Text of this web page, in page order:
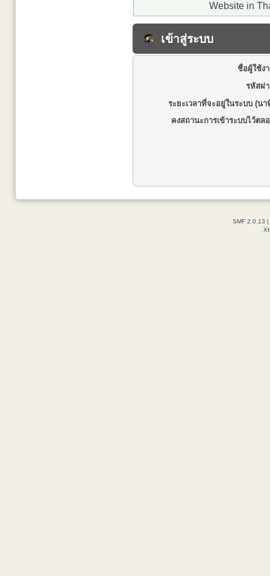
Website in
เข้าสู่ระบบ
ชื่อผู้ใช้ง
รหัสผ่
ระยะเวลาที่จะอยู่ในระบบ (นา
คงสถานะการเข้าระบบไว้ตล
SMF 2.0.13 |